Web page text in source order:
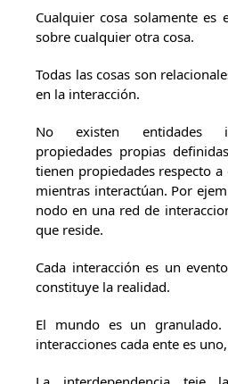
Cualquier cosa solamente es
sobre cualquier otra cosa.
Todas las cosas son
en la interacción.
No existen entidades
propiedades propias
tienen propiedades respecto
mientras interactúan. Por
nodo en una red de
que reside.
Cada interacción es un
constituye la realidad.
El mundo es un
interacciones cada ente es